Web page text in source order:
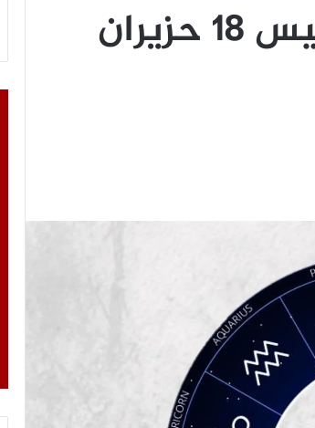
توقعات الأبراج اليوم الخميس 18 حزيران